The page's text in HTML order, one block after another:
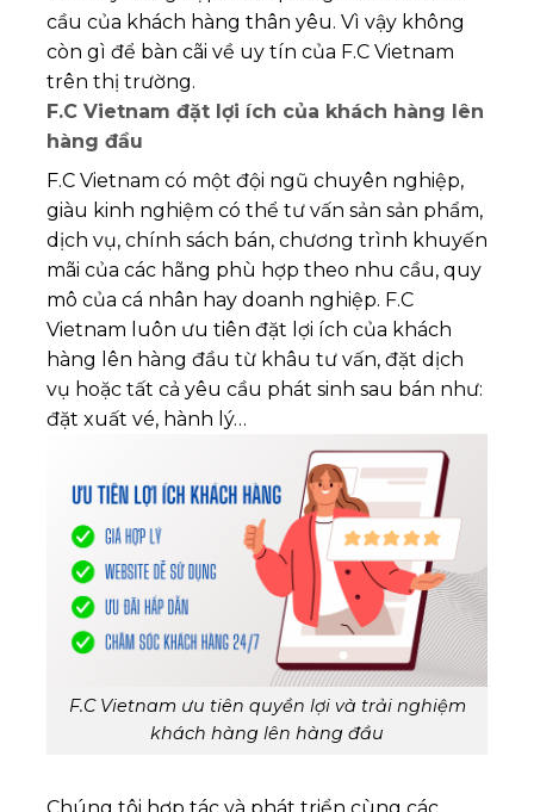
cầu của khách hàng thân yêu. Vì vậy không
còn gì để bàn cãi về uy tín của F.C Vietnam
trên thị trường.
F.C Vietnam đặt lợi ích của khách hàng lên
hàng đầu
F.C Vietnam có một đội ngũ chuyên nghiệp,
giàu kinh nghiệm có thể tư vấn sản sản phẩm,
dịch vụ, chính sách bán, chương trình khuyến
mãi của các hãng phù hợp theo nhu cầu, quy
mô của cá nhân hay doanh nghiệp. F.C
Vietnam luôn ưu tiên đặt lợi ích của khách
hàng lên hàng đầu từ khâu tư vấn, đặt dịch
vụ hoặc tất cả yêu cầu phát sinh sau bán như:
đặt xuất vé, hành lý…
F.C Vietnam ưu tiên quyền lợi và trải nghiệm
khách hàng lên hàng đầu